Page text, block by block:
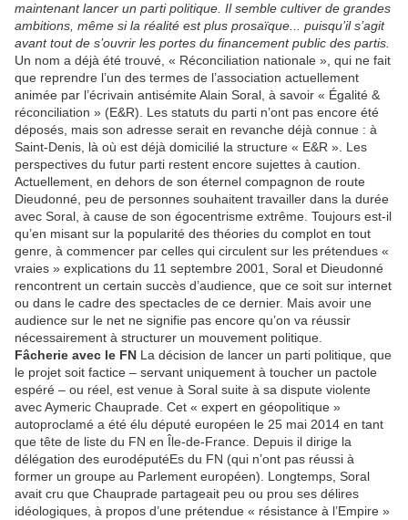
maintenant lancer un parti politique. Il semble cultiver de grandes
ambitions, même si la réalité est plus prosaïque... puisqu’il s’agit
avant tout de s’ouvrir les portes du financement public des partis.
Un nom a déjà été trouvé, « Réconciliation nationale », qui ne fait
que reprendre l’un des termes de l’association actuellement
animée par l’écrivain antisémite Alain Soral, à savoir « Égalité &
réconciliation » (E&R). Les statuts du parti n’ont pas encore été
déposés, mais son adresse serait en revanche déjà connue : à
Saint-Denis, là où est déjà domicilié la structure « E&R ». Les
perspectives du futur parti restent encore sujettes à caution.
Actuellement, en dehors de son éternel compagnon de route
Dieudonné, peu de personnes souhaitent travailler dans la durée
avec Soral, à cause de son égocentrisme extrême. Toujours est-il
qu’en misant sur la popularité des théories du complot en tout
genre, à commencer par celles qui circulent sur les prétendues «
vraies » explications du 11 septembre 2001, Soral et Dieudonné
rencontrent un certain succès d’audience, que ce soit sur internet
ou dans le cadre des spectacles de ce dernier. Mais avoir une
audience sur le net ne signifie pas encore qu’on va réussir
nécessairement à structurer un mouvement politique.
Fâcherie avec le FN La décision de lancer un parti politique, que
le projet soit factice – servant uniquement à toucher un pactole
espéré – ou réel, est venue à Soral suite à sa dispute violente
avec Aymeric Chauprade. Cet « expert en géopolitique »
autoproclamé a été élu député européen le 25 mai 2014 en tant
que tête de liste du FN en Île-de-France. Depuis il dirige la
délégation des eurodéputéEs du FN (qui n’ont pas réussi à
former un groupe au Parlement européen). Longtemps, Soral
avait cru que Chauprade partageait peu ou prou ses délires
idéologiques, à propos d’une prétendue « résistance à l’Empire »